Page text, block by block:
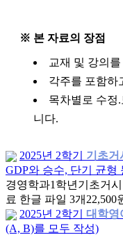
※ 본 자료의 장점
교재 및 강의
각주를 포함하
목차별로 수정
니다.
2025년 2학기 기초거
GDP와 승수, 단기 균형
경영학과1학년 기초거
료 한글 파일 3개 22,500
2025년 2학기
대학영
(A, B)를 모두 작성)